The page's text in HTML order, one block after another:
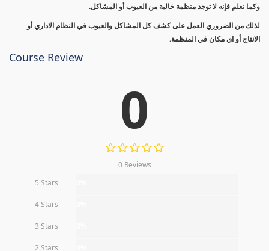
وكما نعلم فإنه لا توجد منظمة خالية من العيوب أو المشاكل.
لذلك من الضروري العمل على كشف كل المشاكل والعيوب في النظام الاداري أو
الانتاج أو اي مكان في المنظمة.
Course Review
0
0 Reviews
5 Stars
4 Stars
3 Stars
2 Stars